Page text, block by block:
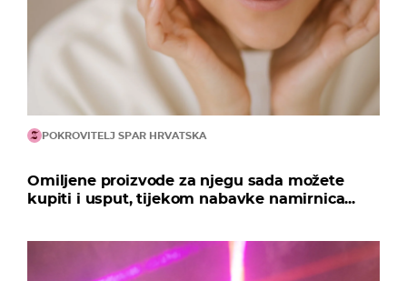
POKROVITELJ SPAR HRVATSKA
Omiljene proizvode za njegu sada možete
kupiti i usput, tijekom nabavke namirnica...